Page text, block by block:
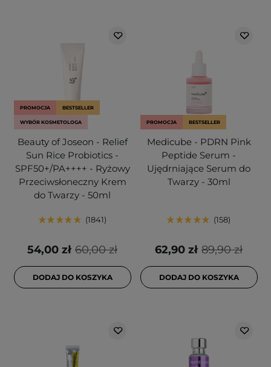
PROMOCJA BESTSELLER
WYBÓR KOSMETOLOGA
Beauty of Joseon - Relief
Sun Rice Probiotics -
SPF50+/PA++++ - Ryżowy
Przeciwsłoneczny Krem
do Twarzy - 50ml
1841
60,00 zł
54,00 zł
DODAJ DO KOSZYKA
PROMOCJA BESTSELLER
Medicube - PDRN Pink
Peptide Serum -
Ujędrniające Serum do
Twarzy - 30ml
158
89,90 zł
62,90 zł
DODAJ DO KOSZYKA